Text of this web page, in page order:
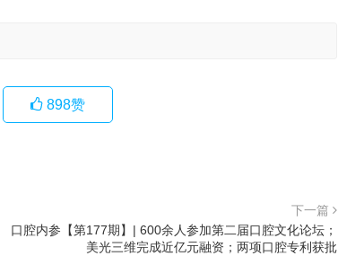
898赞
下一篇
口腔内参【第177期】| 600余人参加第二届口腔文化论坛；
美光三维完成近亿元融资；两项口腔专利获批